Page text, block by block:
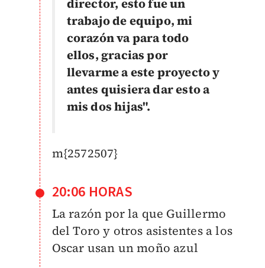
director, esto fue un
trabajo de equipo, mi
corazón va para todo
ellos, gracias por
llevarme a este proyecto y
antes quisiera dar esto a
mis dos hijas".
m{2572507}
20:06 HORAS
La razón por la que Guillermo
del Toro y otros asistentes a los
Oscar usan un moño azul